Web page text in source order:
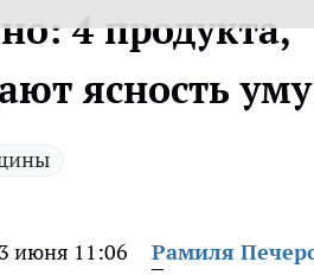
4 продукта,
ясность уму
3 июня 11:06 Рамиля